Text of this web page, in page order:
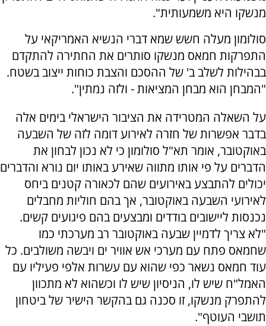
מנשקו היא משמעותית".
סולומון מעלה חשש שמא דברי הנשיא האמריקאי על
התפרקות חמאס מנשקו סותרים את החתירה להתקדם
בבהילות לשלב ב' של ההסכם והצבת כוחות ייצוב בשטח.
"המבחן הוא מבחן המציאות - ולזה נמתין".
על השאלה המטרידה את הציבור הישראלי בימים אלה
בדבר אפשרות של חזרה לאירוע דומה לזה של השבעה
באוקטובר, אומר תא"ל סולומון כי לא נכון לבחון את
הדברים על פי אותו מתווה שאירע באותו יום נורא והדברים
יכולים להתבצע באירועים שהם לכאורה קטנים ביחס
לאירועי השבעה באוקטובר, אך בהם חוליות מחבלים
נכנסות ליישובים בודדים ומבצעים בהם פיגועים קשים.
"לא צריך לדמיין שבעה באוקטובר רב מערכתי כמו
שחמאס פתח עם מערכי אש אוויר ים ויבשה משולבים. כל
עוד חמאס נשאר כפי שהוא עם עשרות אלפי פעיליו עם
האמל"ח שיש לו, הניסיון שיש לו וכשהוא לא מתכוון
להתפרק מנשקו, זו סכנה גם בהקשר הישיר של ביטחון
תושבי העוטף".